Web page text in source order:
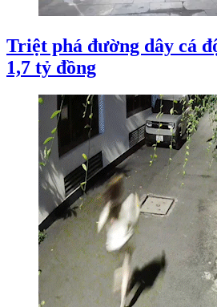
Triệt phá đường dây cá
1,7 tỷ đồng